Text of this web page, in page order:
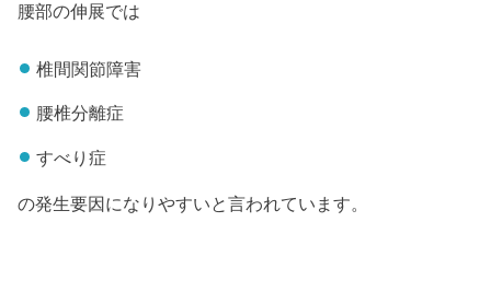
腰部の伸展では
椎間関節障害
腰椎分離症
すべり症
の発生要因になりやすいと言われています。